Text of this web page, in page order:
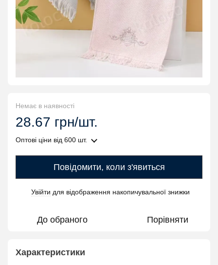
Немає в наявності
28.67 грн/шт.
Оптові ціни від 600 шт.
Повідомити, коли з'явиться
Увійти для відображення накопичувальної знижки
До обраного Порівняти
Характеристики